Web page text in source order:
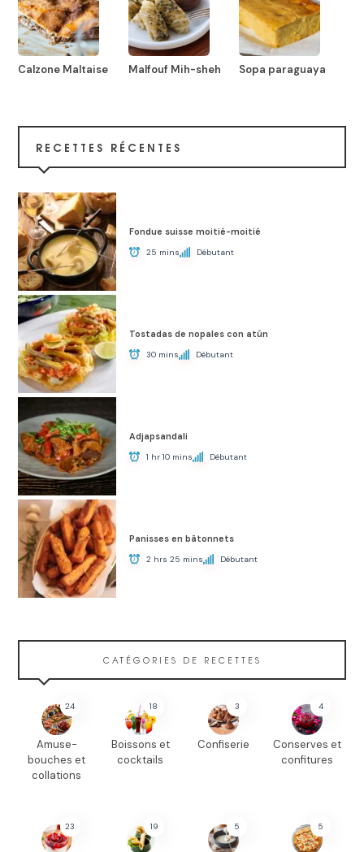
Calzone Maltaise Malfouf Mih-sheh Sopa paraguaya
RECETTES RÉCENTES
Fondue suisse moitié-moitié
25 mins Débutant
Tostadas de nopales con atún
30 mins Débutant
Adjapsandali
1 hr 10 mins Débutant
Panisses en bâtonnets
2 hrs 25 mins Débutant
CATÉGORIES DE RECETTES
24
Amuse-
bouches et
collations
18
Boissons et
cocktails
3
Confiserie
4
Conserves et
confitures
23 19 5 5